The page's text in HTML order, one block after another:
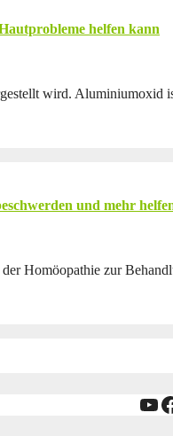
helfen kann
wird. Aluminiumoxid
und mehr
Homöopathie zur